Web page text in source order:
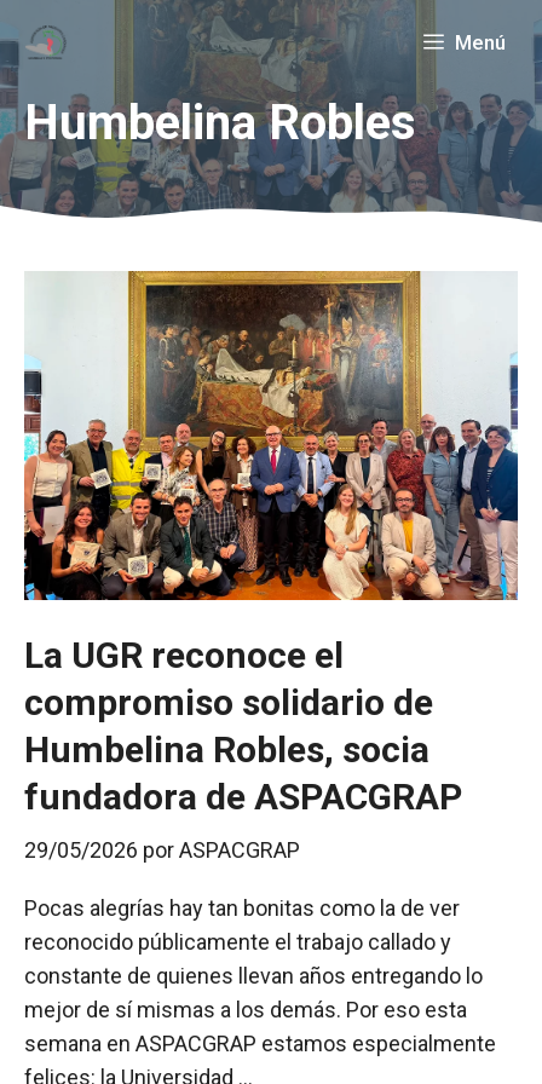
al
contenido
Menú
Humbelina Robles
La UGR reconoce el
compromiso solidario de
Humbelina Robles, socia
fundadora de ASPACGRAP
29/05/2026 porASPACGRAP
Pocas alegrías hay tan bonitas como la de ver
reconocido públicamente el trabajo callado y
constante de quienes llevan años entregando lo
mejor de sí mismas a los demás. Por eso esta
semana en ASPACGRAP estamos especialmente
felices: la Universidad …